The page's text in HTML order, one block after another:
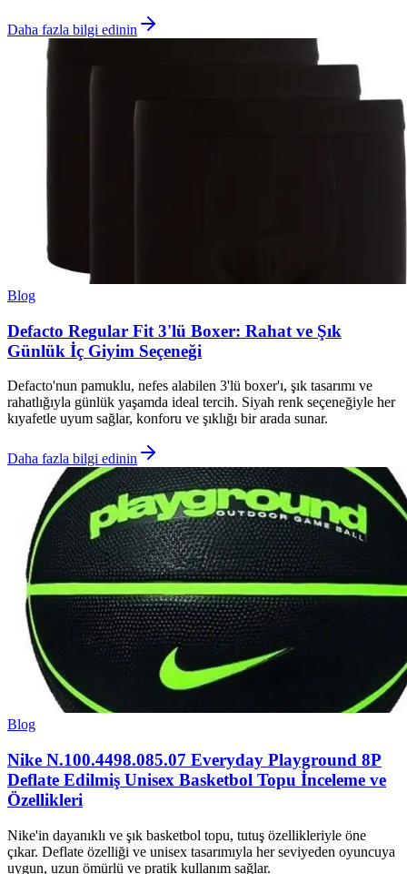
Daha fazla bilgi edinin
Blog
Defacto Regular Fit 3'lü Boxer: Rahat ve Şık
Günlük İç Giyim Seçeneği
Defacto'nun pamuklu, nefes alabilen 3'lü boxer'ı, şık tasarımı ve
rahatlığıyla günlük yaşamda ideal tercih. Siyah renk seçeneğiyle her
kıyafetle uyum sağlar, konforu ve şıklığı bir arada sunar.
Daha fazla bilgi edinin
Blog
Nike N.100.4498.085.07 Everyday Playground 8P
Deflate Edilmiş Unisex Basketbol Topu İnceleme ve
Özellikleri
Nike'in dayanıklı ve şık basketbol topu, tutuş özellikleriyle öne
çıkar. Deflate özelliği ve unisex tasarımıyla her seviyeden oyuncuya
uygun, uzun ömürlü ve pratik kullanım sağlar.